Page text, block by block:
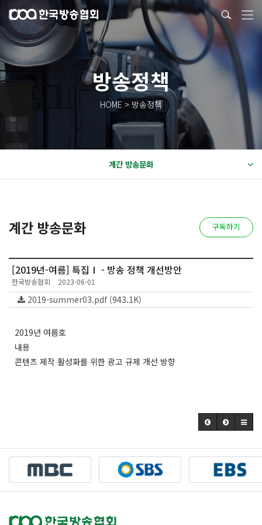
방송정책
HOME > 방송정책
계간 방송문화
계간 방송문화 구독하기
[2019년-여름] 특집Ⅰ - 방송 정책 개선방안
한국방송협회 2023-06-01
2019-summer03.pdf (943.1K)
2019년 여름호
내용
콘텐츠 제작 활성화를 위한 광고 규제 개선 방향